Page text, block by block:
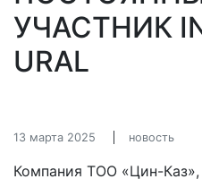
УЧАСТНИК
URAL
13 марта 2025 новость
Компания ТОО «Цин-